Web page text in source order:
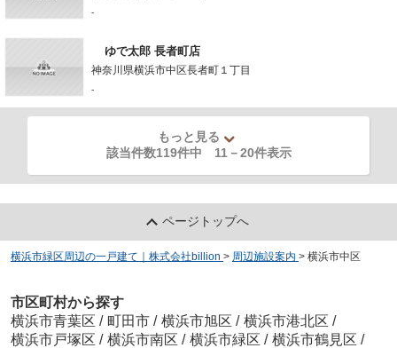
-
ゆで太郎 長者町店
神奈川県横浜市中区長者町１丁目
-
もっと見る
該当件数119件中 11 －20件表示
ページトップへ
横浜市緑区周辺の一戸建て｜株式会社billion > 周辺施設案内 > 横浜市中区
市区町村から探す
横浜市青葉区 / 町田市 / 横浜市旭区 / 横浜市港北区 /
横浜市戸塚区 / 横浜市南区 / 横浜市緑区 / 横浜市鶴見区 /